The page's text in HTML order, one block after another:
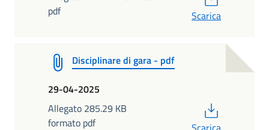
pdf
Scarica
Disciplinare di gara - pdf
29-04-2025
Allegato 285.29 KB
formato pdf